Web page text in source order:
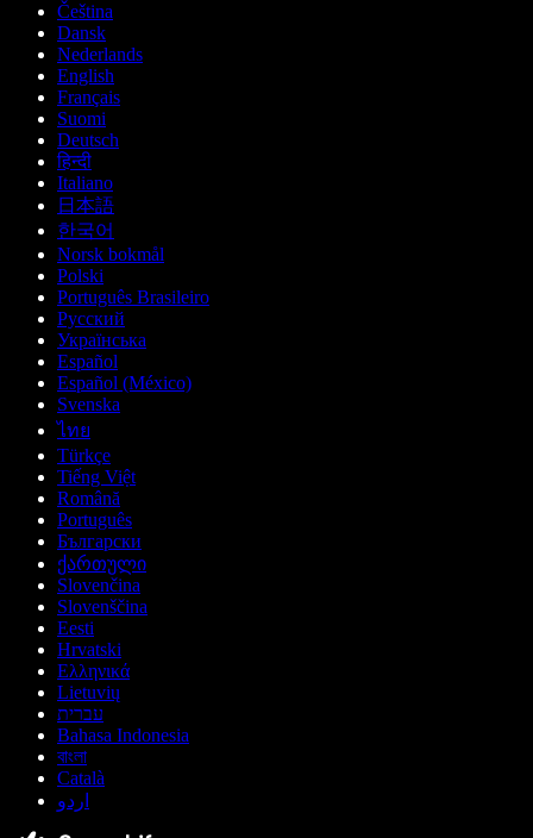
Čeština
Dansk
Nederlands
English
Français
Suomi
Deutsch
हिन्दी
Italiano
日本語
한국어
Norsk bokmål
Polski
Português Brasileiro
Русский
Українська
Español
Español (México)
Svenska
ไทย
Türkçe
Tiếng Việt
Română
Português
Български
ქართული
Slovenčina
Slovenščina
Eesti
Hrvatski
Ελληνικά
Lietuvių
עברית
Bahasa Indonesia
বাংলা
Català
اردو